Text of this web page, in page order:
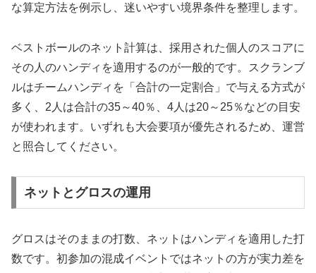
な算定方法を例示し、迷いやすい境界条件を整理します。
ベストボールのネット計算は、採用された個人のスコアに
その人のハンディを適用するのが一般的です。スクランブ
ルはチームハンディを「合計の一定割合」で与える方式が
多く、2人は合計の35～40％、4人は20～25％などの目安
が使われます。いずれも大会要項が優先されるため、運営
と照合してください。
ネットとグロスの運用
グロスはそのままの打数、ネットはハンディを適用した打
数です。初参加の混成イベントではネットの方が実力差を